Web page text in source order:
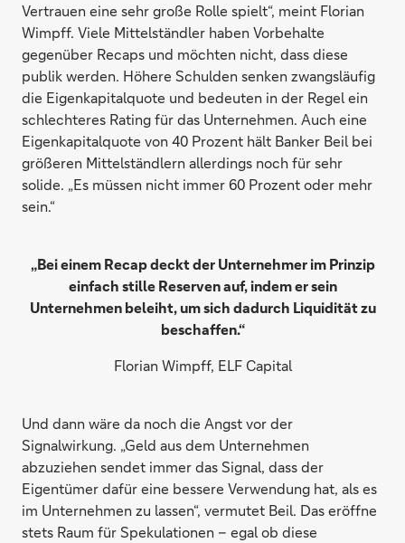
Vertrauen eine sehr große Rolle spielt“, meint Florian
Wimpff. Viele Mittelständler haben Vorbehalte
gegenüber Recaps und möchten nicht, dass diese
publik werden. Höhere Schulden senken zwangsläufig
die Eigenkapitalquote und bedeuten in der Regel ein
schlechteres Rating für das Unternehmen. Auch eine
Eigenkapitalquote von 40 Prozent hält Banker Beil bei
größeren Mittelständlern allerdings noch für sehr
solide. „Es müssen nicht immer 60 Prozent oder mehr
sein.“
„Bei einem Recap deckt der Unternehmer im Prinzip
einfach stille Reserven auf, indem er sein
Unternehmen beleiht, um sich dadurch Liquidität zu
beschaffen.“
Florian Wimpff, ELF Capital
Und dann wäre da noch die Angst vor der
Signalwirkung. „Geld aus dem Unternehmen
abzuziehen sendet immer das Signal, dass der
Eigentümer dafür eine bessere Verwendung hat, als es
im Unternehmen zu lassen“, vermutet Beil. Das eröffne
stets Raum für Spekulationen – egal ob diese